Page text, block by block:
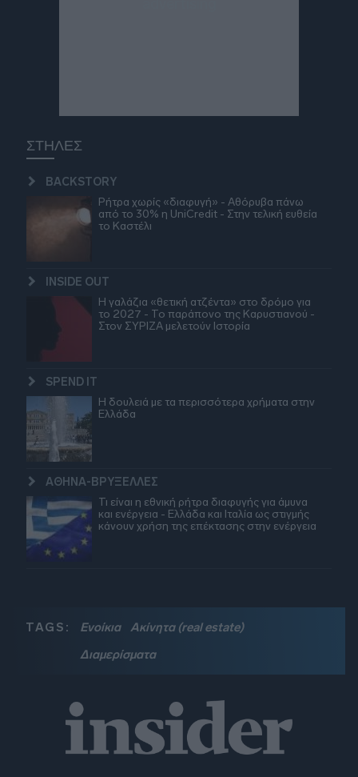
ΣΤΗΛΕΣ
BACKSTORY
Ρήτρα χωρίς «διαφυγή» - Αθόρυβα πάνω
από το 30% η UniCredit - Στην τελική ευθεία
το Καστέλι
INSIDE OUT
Η γαλάζια «θετική ατζέντα» στο δρόμο για
το 2027 - Το παράπονο της Καρυστιανού -
Στον ΣΥΡΙΖΑ μελετούν Ιστορία
SPEND IT
Η δουλειά με τα περισσότερα χρήματα στην
Ελλάδα
ΑΘΗΝΑ-ΒΡΥΞΕΛΛΕΣ
Τι είναι η εθνική ρήτρα διαφυγής για άμυνα
και ενέργεια - Ελλάδα και Ιταλία ως στιγμής
κάνουν χρήση της επέκτασης στην ενέργεια
TAGS: Ενοίκια
Ακίνητα (real estate)
Διαμερίσματα